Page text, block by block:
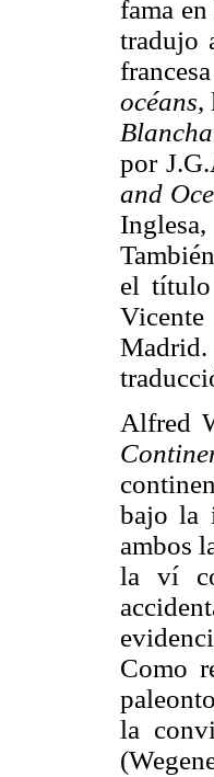
fama
tradujo
océans,
por
and
el título
Alfred
bajo la
ambos
la ví
Como
la